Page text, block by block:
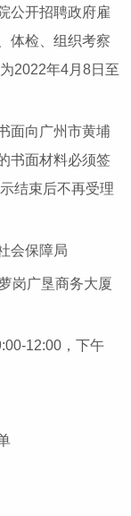
公开招聘政府雇
体检、组织考察
2022年4月8日至
面向广州市黄埔
书面材料必须签
结束后不再受理
会保障局
岗广垦商务大厦
12:00，下午